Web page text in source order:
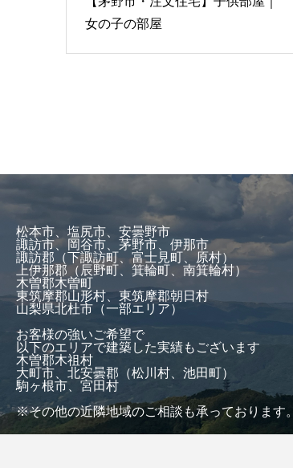
女の子の部屋
松本市、塩尻市、安曇野市
諏訪市、岡谷市、茅野市、伊那市
諏訪郡（下諏訪町、富士見町、原村）
上伊那郡（辰野町、箕輪町、南箕輪村）
木曽郡木曽町
東筑摩郡山形村、東筑摩郡朝日村
山梨県北杜市（一部エリア）
お客様の強いご希望で
以下のエリアで建築した実績もございます
木曽郡木祖村
大町市、北安曇郡（松川村、池田町）
駒ヶ根市、宮田村
※その他の近隣地域のご相談も承っております。